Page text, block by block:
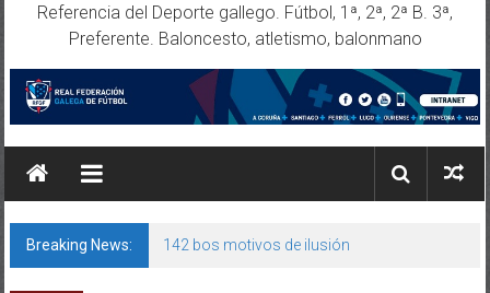
Referencia del Deporte gallego. Fútbol, 1ª, 2ª, 2ª B. 3ª,
Preferente. Baloncesto, atletismo, balonmano
Breaking News: 142 bos motivos de ilusión